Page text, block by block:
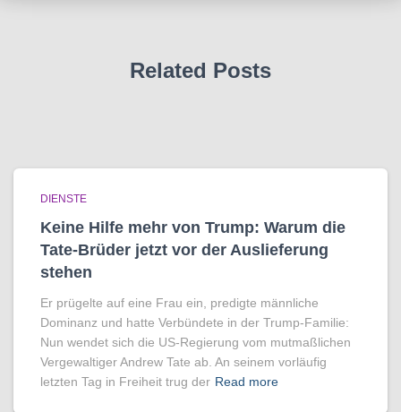
Related Posts
DIENSTE
Keine Hilfe mehr von Trump: Warum die
Tate-Brüder jetzt vor der Auslieferung
stehen
Er prügelte auf eine Frau ein, predigte männliche
Dominanz und hatte Verbündete in der Trump-Familie:
Nun wendet sich die US-Regierung vom mutmaßlichen
Vergewaltiger Andrew Tate ab. An seinem vorläufig
letzten Tag in Freiheit trug der Read more